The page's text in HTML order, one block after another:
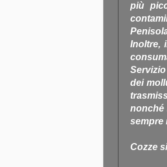
più
Inoltre,
dei
nonché
sempre
Cozze